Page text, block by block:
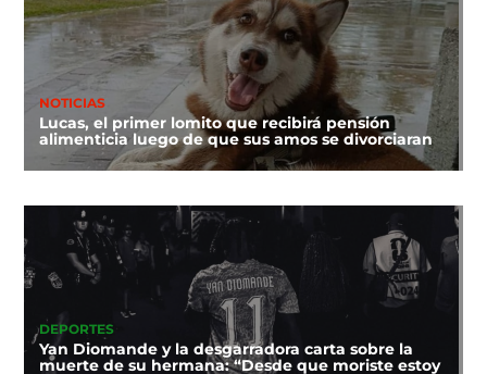
NOTICIAS
Lucas, el primer lomito que recibirá pensión
alimenticia luego de que sus amos se divorciaran
DEPORTES
Yan Diomande y la desgarradora carta sobre la
muerte de su hermana: “Desde que moriste estoy